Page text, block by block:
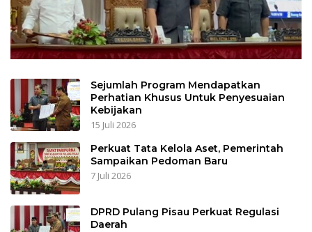
Sejumlah Program Mendapatkan
Perhatian Khusus Untuk Penyesuaian
Kebijakan
15 Juli 2026
Perkuat Tata Kelola Aset, Pemerintah
Sampaikan Pedoman Baru
7 Juli 2026
DPRD Pulang Pisau Perkuat Regulasi
Daerah